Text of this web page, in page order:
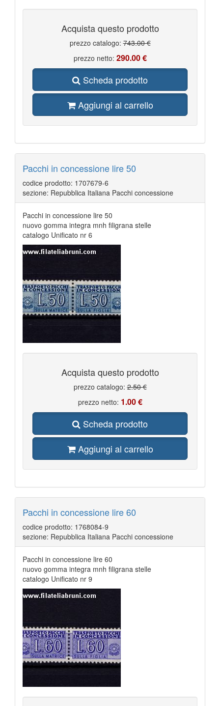
Acquista questo prodotto
prezzo catalogo:743.00 €
prezzo netto: 290.00 €
Scheda prodotto
Aggiungi al carrello
Pacchi in concessione lire 50
codice prodotto: 1707679-6
sezione: Repubblica Italiana Pacchi concessione
Pacchi in concessione lire 50
nuovo gomma integra mnh filigrana stelle
catalogo Unificato nr 6
Acquista questo prodotto
prezzo catalogo:2.50 €
prezzo netto: 1.00 €
Scheda prodotto
Aggiungi al carrello
Pacchi in concessione lire 60
codice prodotto: 1768084-9
sezione: Repubblica Italiana Pacchi concessione
Pacchi in concessione lire 60
nuovo gomma integra mnh filigrana stelle
catalogo Unificato nr 9